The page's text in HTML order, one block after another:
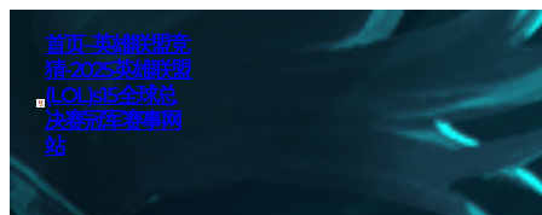
首页–英雄联盟竞
猜-2025英雄联盟
(LOL)s15全球总
决赛冠军赛事网
站